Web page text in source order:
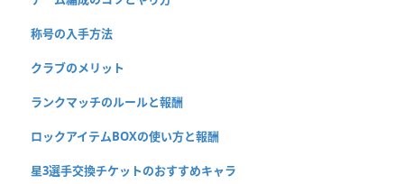
称号の入手方法
クラブのメリット
ランクマッチのルールと報酬
ロックアイテムBOXの使い方と報酬
星3選手交換チケットのおすすめキャラ